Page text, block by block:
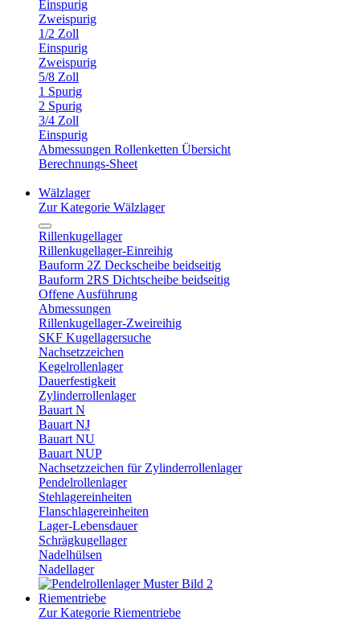
Einspurig
Zweispurig
1/2 Zoll
Einspurig
Zweispurig
5/8 Zoll
1 Spurig
2 Spurig
3/4 Zoll
Einspurig
Abmessungen Rollenketten Übersicht
Berechnungs-Sheet
Wälzlager
Zur Kategorie Wälzlager
Rillenkugellager
Rillenkugellager-Einreihig
Bauform 2Z Deckscheibe beidseitig
Bauform 2RS Dichtscheibe beidseitig
Offene Ausführung
Abmessungen
Rillenkugellager-Zweireihig
SKF Kugellagersuche
Nachsetzzeichen
Kegelrollenlager
Dauerfestigkeit
Zylinderrollenlager
Bauart N
Bauart NJ
Bauart NU
Bauart NUP
Nachsetzzeichen für Zylinderrollenlager
Pendelrollenlager
Stehlagereinheiten
Flanschlagereinheiten
Lager-Lebensdauer
Schrägkugellager
Nadelhülsen
Nadellager
Riementriebe
Zur Kategorie Riementriebe